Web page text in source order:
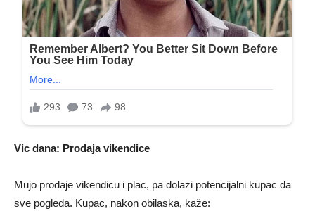
Vic dana: Prodaja vikendice
Mujo prodaje vikendicu i plac, pa dolazi potencijalni kupac da
sve pogleda. Kupac, nakon obilaska, kaže: